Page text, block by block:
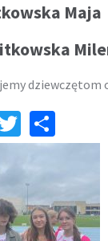
Maja
dziewczętom
Twitter